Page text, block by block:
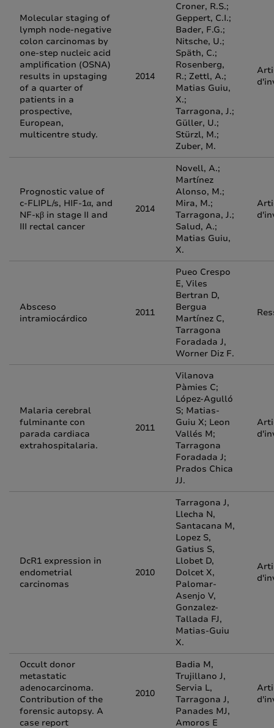
Molecular staging of
lymph node-negative
colon carcinomas by
one-step nucleic acid
amplification (OSNA)
results in upstaging
of a quarter of
patients in a
prospective,
European,
multicentre study.
2014
Croner, R.S.;
Geppert, C.I.;
Bader, F.G.;
Nitsche, U.;
Späth, C.;
Rosenberg,
R.; Zettl, A.;
Matias Guiu,
X.;
Tarragona, J.;
Güller, U.;
Stürzl, M.;
Zuber, M.
Prognostic value of
c-FLIPL/s, HIF-1α, and
NF-κβ in stage II and
III rectal cancer
2014
Novell, A.;
Martínez
Alonso, M.;
Mira, M.;
Tarragona, J.;
Salud, A.;
Matias Guiu,
X.
Absceso
intramiocárdico
2011
Pueo Crespo
E, Viles
Bertran D,
Bergua
Martínez C,
Tarragona
Foradada J,
Worner Diz F.
Malaria cerebral
fulminante con
parada cardiaca
extrahospitalaria.
2011
Vilanova
Pàmies C;
López-Agulló
S; Matias-
Guiu X; Leon
Vallés M;
Tarragona
Foradada J;
Prados Chica
JJ.
DcR1 expression in
endometrial
carcinomas
2010
Tarragona J,
Llecha N,
Santacana M,
Lopez S,
Gatius S,
Llobet D,
Dolcet X,
Palomar-
Asenjo V,
Gonzalez-
Tallada FJ,
Matias-Guiu
X.
Occult donor
metastatic
adenocarcinoma.
Contribution of the
forensic autopsy. A
case report
2010
Badia M,
Trujillano J,
Servia L,
Tarragona J,
Panades MJ,
Amoros E